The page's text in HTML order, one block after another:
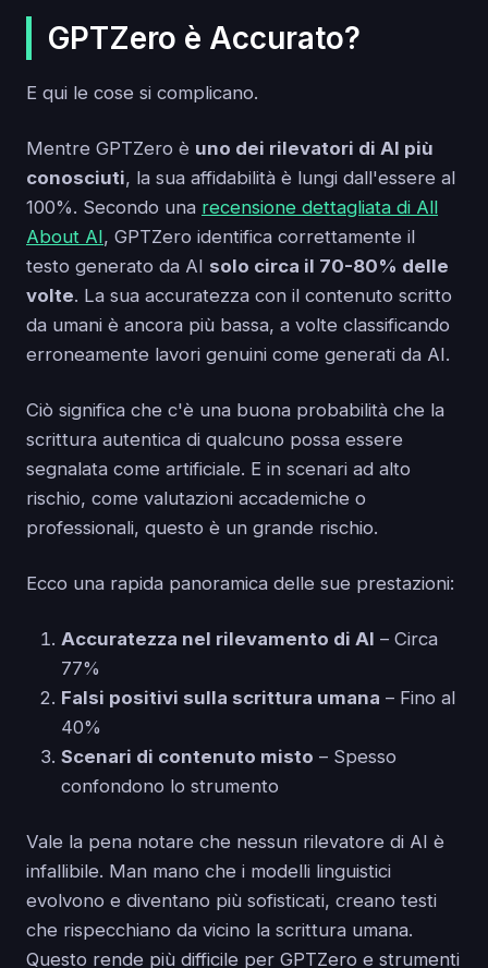
GPTZero è Accurato?
E qui le cose si complicano.
Mentre GPTZero è uno dei rilevatori di AI più
conosciuti, la sua affidabilità è lungi dall'essere al
100%. Secondo una recensione dettagliata di All
About AI, GPTZero identifica correttamente il
testo generato da AI solo circa il 70-80% delle
volte. La sua accuratezza con il contenuto scritto
da umani è ancora più bassa, a volte classificando
erroneamente lavori genuini come generati da AI.
Ciò significa che c'è una buona probabilità che la
scrittura autentica di qualcuno possa essere
segnalata come artificiale. E in scenari ad alto
rischio, come valutazioni accademiche o
professionali, questo è un grande rischio.
Ecco una rapida panoramica delle sue prestazioni:
Accuratezza nel rilevamento di AI – Circa
77%
Falsi positivi sulla scrittura umana – Fino al
40%
Scenari di contenuto misto – Spesso
confondono lo strumento
Vale la pena notare che nessun rilevatore di AI è
infallibile. Man mano che i modelli linguistici
evolvono e diventano più sofisticati, creano testi
che rispecchiano da vicino la scrittura umana.
Questo rende più difficile per GPTZero e strumenti